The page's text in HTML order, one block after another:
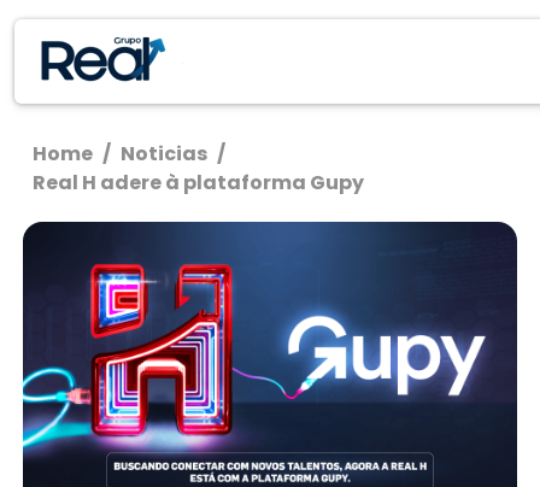
Home / Noticias /
Real H adere à plataforma Gupy